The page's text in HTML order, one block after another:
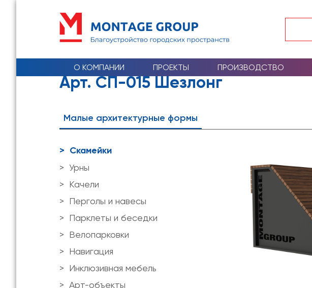
О КОМПАНИИ ПРОЕКТЫ ПРОИЗВОДСТВО
Арт. СП-015 Шезлонг
Малые архитектурные формы
Скамейки
Урны
Качели
Перголы и навесы
Парклеты и беседки
Велопарковки
Навигация
Инклюзивная мебель
Арт-объекты